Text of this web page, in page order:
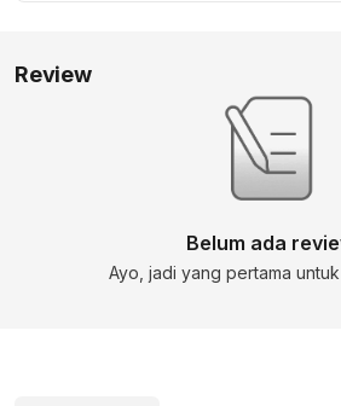
Review
Belum ada
Ayo, jadi yang pertama